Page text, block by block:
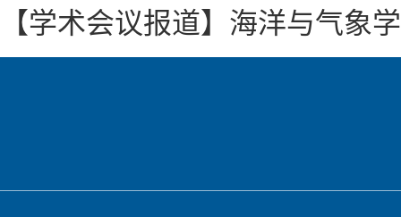
【学术会议报道】海洋与气象